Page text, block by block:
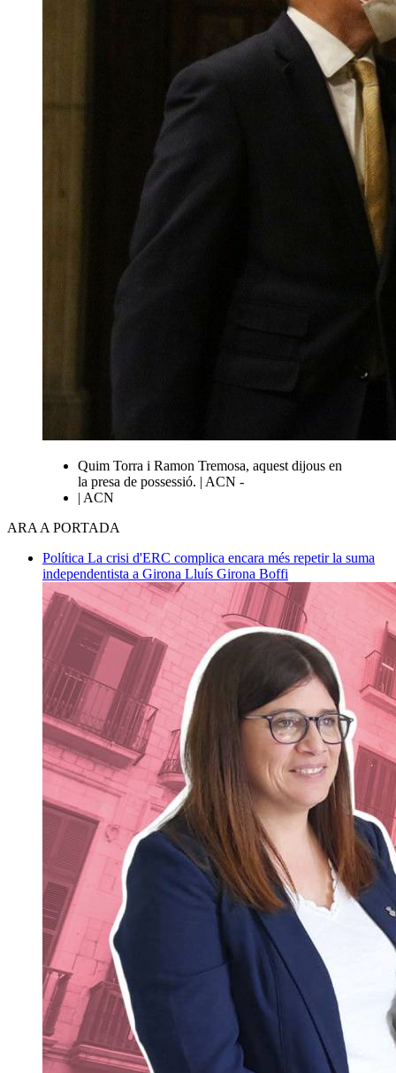
Quim Torra i Ramon Tremosa, aquest dijous en
la presa de possessió. | ACN -
| ACN
ARA A PORTADA
Política La crisi d'ERC complica encara més repetir la suma
independentista a Girona Lluís Girona Boffi